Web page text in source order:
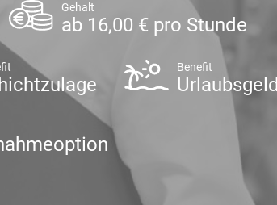
Gehalt
ab 16,00 € pro Stunde
Benefit
Urlaubsgeld